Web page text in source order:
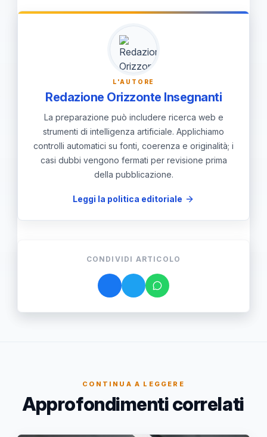
partecipare a corsi di preparazione e
consultare risorse didattiche e
normative disponibili online per
migliorare la propria preparazione al
concorso.
L'AUTORE
Redazione Orizzonte Insegnanti
La preparazione può includere ricerca web e
strumenti di intelligenza artificiale. Applichiamo
controlli automatici su fonti, coerenza e originalità; i
casi dubbi vengono fermati per revisione prima
della pubblicazione.
Leggi la politica editoriale
CONDIVIDI ARTICOLO
CONTINUA A LEGGERE
Approfondimenti correlati